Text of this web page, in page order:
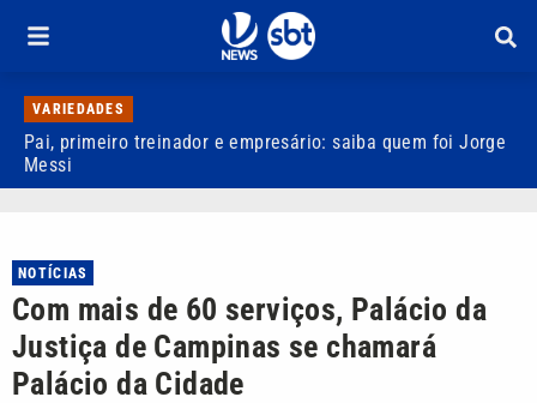
VARIEDADES
Pai, primeiro treinador e empresário: saiba quem foi Jorge
Messi
NOTÍCIAS
Com mais de 60 serviços, Palácio da
Justiça de Campinas se chamará
Palácio da Cidade